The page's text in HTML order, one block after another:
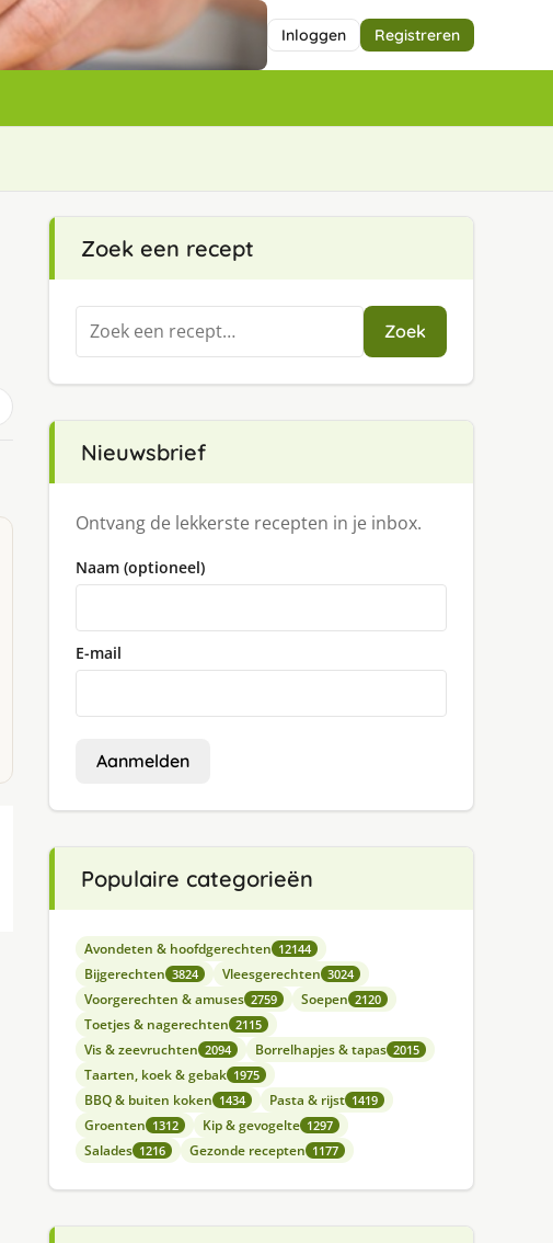
Inloggen Registreren
Zoek een recept
Zoeken
naar:
Zoek
Nieuwsbrief
Ontvang de lekkerste recepten in je inbox.
Naam (optioneel)
E-mail
Aanmelden
Populaire categorieën
Avondeten & hoofdgerechten 12144
Bijgerechten 3824 Vleesgerechten 3024
Voorgerechten & amuses 2759 Soepen 2120
Toetjes & nagerechten 2115
Vis & zeevruchten 2094 Borrelhapjes & tapas 2015
Taarten, koek & gebak 1975
BBQ & buiten koken 1434 Pasta & rijst 1419
Groenten 1312 Kip & gevogelte 1297
Salades 1216 Gezonde recepten 1177